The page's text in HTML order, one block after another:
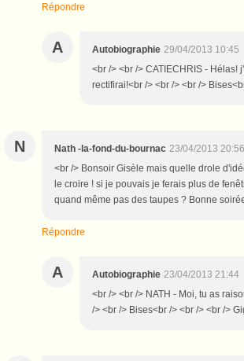
Répondre
A Autobiographie 29/04/2013 10:45
<br /> <br /> CATIECHRIS - Hélas!
rectifirai!<br /> <br /> <br />
N Nath -la-fond-du-bournac 23/04/2013 20:56
<br /> Bonsoir Gisèle mais quelle drole
le croire ! si je pouvais je ferais plus de
quand même pas des taupes ? Bonne
Répondre
A Autobiographie 23/04/2013 21:44
<br /> <br /> NATH - Moi, tu as
/> <br /> Bises<br /> <br /> <br />